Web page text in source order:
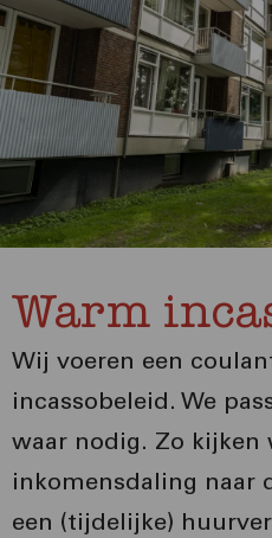
Warm
Wij voeren een
incassobeleid. We
waar nodig. Zo kijken
inkomensdaling naar
een (tijdelijke)